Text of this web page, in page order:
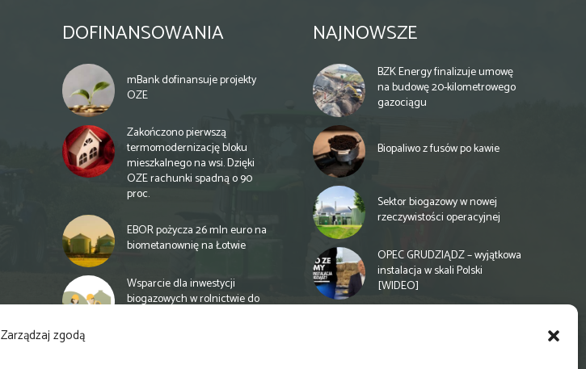
Zarządzaj zgodą
DOFINANSOWANIA
mBank dofinansuje projekty
OZE
Zakończono pierwszą
termomodernizację bloku
mieszkalnego na wsi. Dzięki
OZE rachunki spadną o 90
proc.
EBOR pożycza 26 mln euro na
biometanownię na Łotwie
Wsparcie dla inwestycji
biogazowych w rolnictwie do
NAJNOWSZE
BZK Energy finalizuje umowę
na budowę 20-kilometrowego
gazociągu
Biopaliwo z fusów po kawie
Sektor biogazowy w nowej
rzeczywistości operacyjnej
OPEC GRUDZIĄDZ – wyjątkowa
instalacja w skali Polski
[WIDEO]